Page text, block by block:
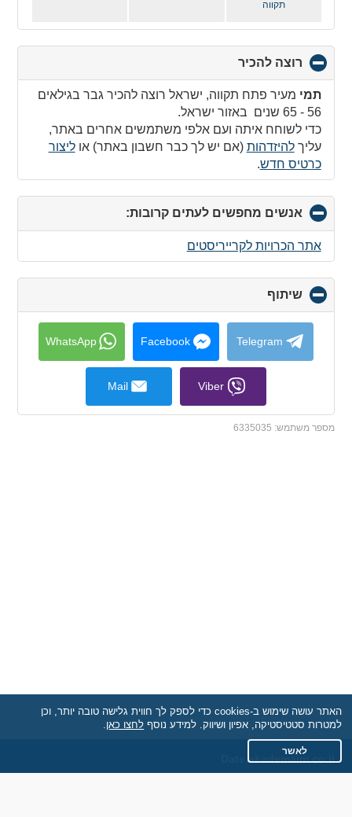
תקווה
רוצה להכיר
to
collapse
contents
תמי מעיר פתח תקווה, ישראל רוצה להכיר גבר בגילאים
56 - 65 שנים באזור ישראל.
כדי לשוחח איתה ועם אלפי משתמשים אחרים באתר,
עליךלהיזדהות (אם יש לך כבר חשבון באתר) אוליצור
כרטיס חדש.
אנשים מחפשים לעתים קרובות:
to
contents
אתר הכרויות לקרייריסטים
שיתוף
to
collapse
contents
Telegram
Facebook
WhatsApp
Viber
Mail
מספר משתמש: 6335035
Date.akademaim.co.il
האתר עושה שימוש ב-cookies כדי לספק לך חווית גלישה טובה יותר, וכן
למטרות סטטיסטיקה, אפיון ושיווק. למידע נוסף לחצו כאן.
לאשר